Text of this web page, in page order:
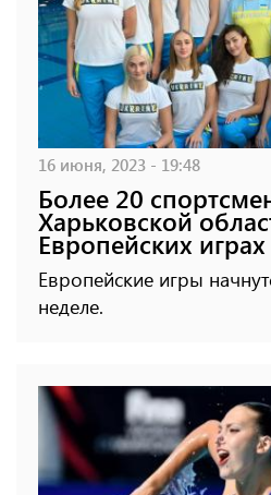
16 июня, 2023 - 19:48
Более 20
Харьковской
Европейских играх
Европейские игры
неделе.